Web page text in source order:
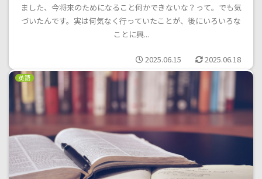
ました、今将来のためになること何かできないな？って。でも気
づいたんです。実は何気なく行っていたことが、後にいろいろな
ことに興...
2025.06.15 2025.06.18
英語